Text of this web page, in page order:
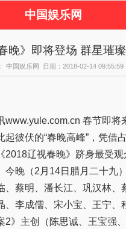
中国娱乐网
日本娱乐 韩国娱乐
音乐新闻 影视新闻
晚》即将登场 群星璀
中国娱乐网 日期：2018-02-14 09:55:59
春节即将
起彼伏的“春晚高峰”，凭借
2018辽视春晚》跻身最受观
今晚（2月14日腊月二十九
、蔡明、潘长江、巩汉林、
、李成儒、宋小宝、王宁、
2》主创（陈思诚、王宝强